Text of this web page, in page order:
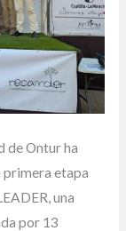
de Ontur ha
primera etapa
una
por 13